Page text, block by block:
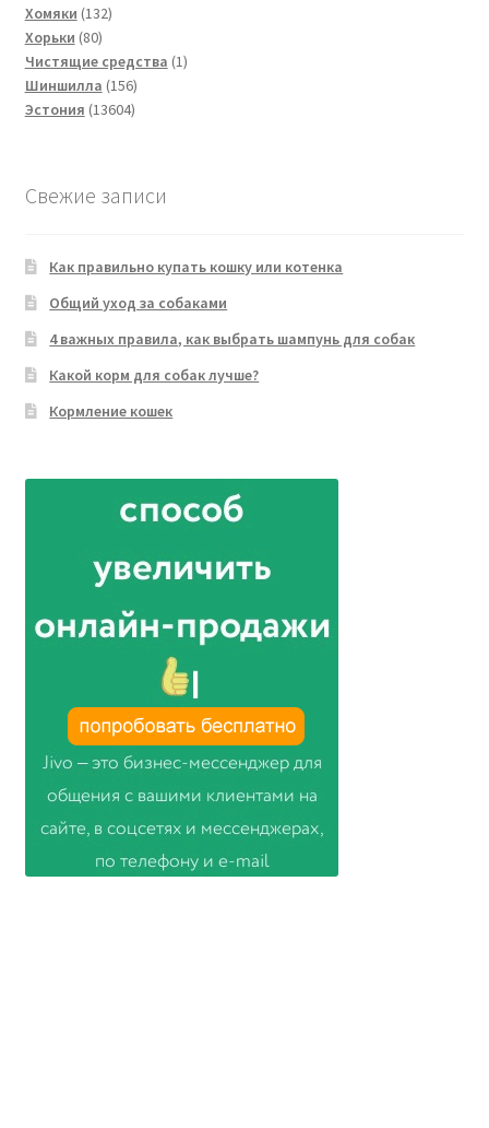
Хомяки 132132
Хорьки 8080
товаров
Чистящие средства 11
Шиншилла 156156
товаров
Эстония 1360413604
Свежие записи
Как правильно купать кошку или котенка
Общий уход за собаками
4 важных правила, как выбрать шампунь для собак
Какой корм для собак лучше?
Кормление кошек